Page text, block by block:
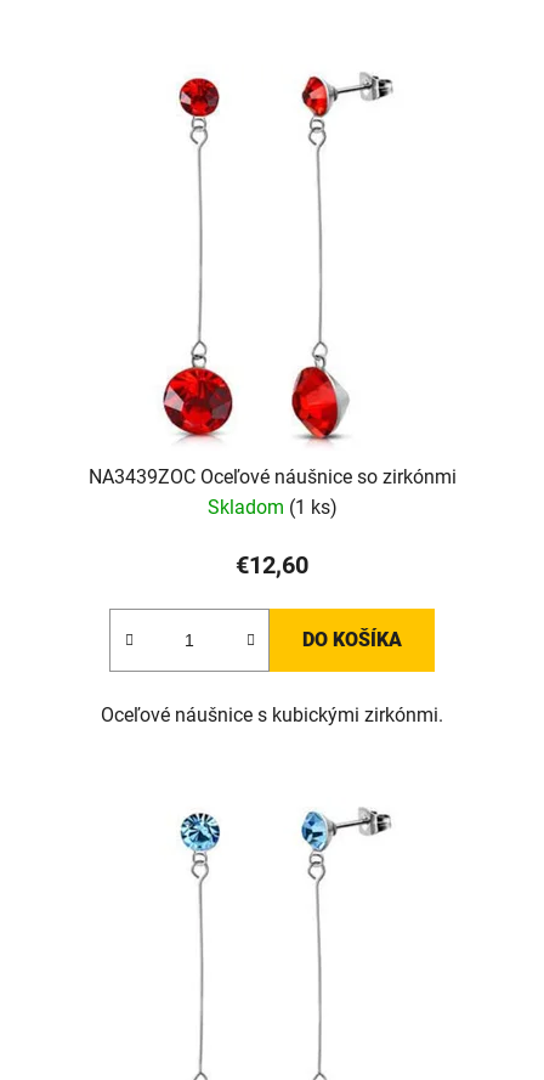
NA3439ZOC Oceľové náušnice so zirkónmi
Skladom (1 ks)
€12,60
DO KOŠÍKA
Oceľové náušnice s kubickými zirkónmi.